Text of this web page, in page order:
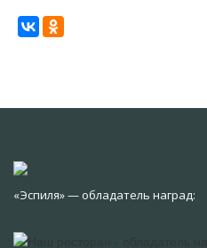
«Эспиля» — обладатель наград: